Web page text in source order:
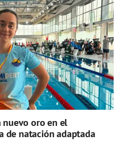
nuevo oro en el
de natación adaptada